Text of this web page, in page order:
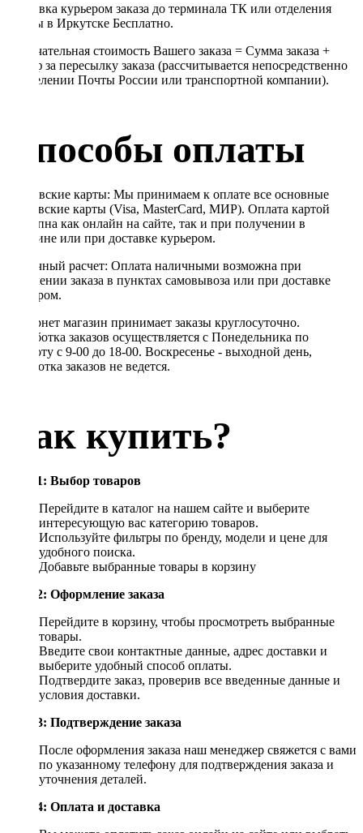
Доставка курьером заказа до терминала ТК или отделения
Почты в Иркутске Бесплатно.
Окончательная стоимость Вашего заказа = Сумма заказа +
Тариф за пересылку заказа (рассчитывается непосредственно
в отделении Почты России или транспортной компании).
Способы оплаты
Банковские карты: Мы принимаем к оплате все основные
банковские карты (Visa, MasterCard, МИР). Оплата картой
доступна как онлайн на сайте, так и при получении в
магазине или при доставке курьером.
Наличный расчет: Оплата наличными возможна при
получении заказа в пунктах самовывоза или при доставке
курьером.
Интернет магазин принимает заказы круглосуточно.
Обработка заказов осуществляется с Понедельника по
Субботу с 9-00 до 18-00. Воскресенье - выходной день,
обработка заказов не ведется.
Как купить?
Шаг 1: Выбор товаров
Перейдите в каталог на нашем сайте и выберите
интересующую вас категорию товаров.
Используйте фильтры по бренду, модели и цене для
удобного поиска.
Добавьте выбранные товары в корзину
Шаг 2: Оформление заказа
Перейдите в корзину, чтобы просмотреть выбранные
товары.
Введите свои контактные данные, адрес доставки и
выберите удобный способ оплаты.
Подтвердите заказ, проверив все введенные данные и
условия доставки.
Шаг 3: Подтверждение заказа
После оформления заказа наш менеджер свяжется с вами
по указанному телефону для подтверждения заказа и
уточнения деталей.
Шаг 4: Оплата и доставка